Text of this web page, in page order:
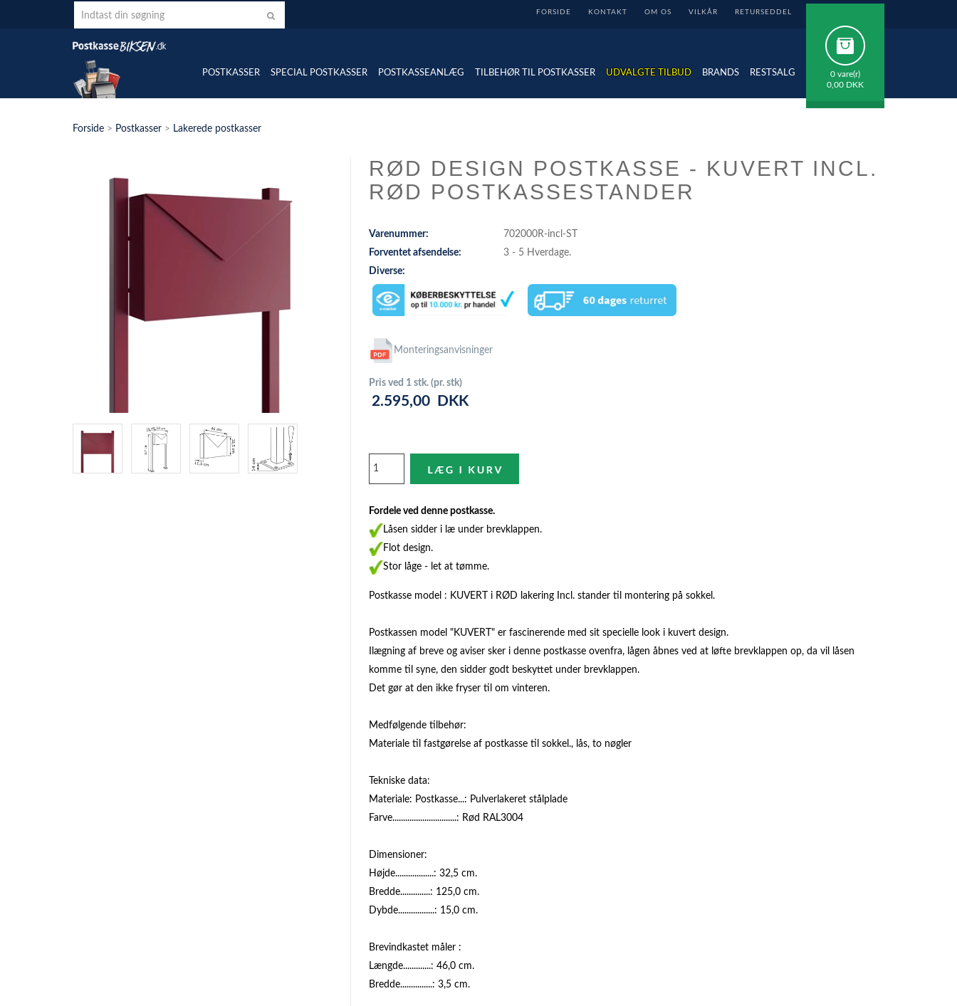
FORSIDE KONTAKT OM OS VILKÅR RETURSEDDEL
0 vare(r)
0,00 DKK
POSTKASSER SPECIAL POSTKASSER POSTKASSEANLÆG TILBEHØR TIL POSTKASSER UDVALGTE TILBUD BRANDS RESTSALG
Forside > Postkasser > Lakerede postkasser
RØD DESIGN POSTKASSE - KUVERT INCL.
RØD POSTKASSESTANDER
Varenummer:
702000R-incl-ST
Forventet afsendelse:
3 - 5 Hverdage.
Diverse:
Monteringsanvisninger
Pris ved 1 stk. (pr. stk)
2.595,00 DKK
Fordele ved denne postkasse.
Låsen sidder i læ under brevklappen.
Flot design.
Stor låge - let at tømme.
Postkasse model : KUVERT i RØD lakering Incl. stander til montering på sokkel.
Postkassen model "KUVERT" er fascinerende med sit specielle look i kuvert design.
Ilægning af breve og aviser sker i denne postkasse ovenfra, lågen åbnes ved at løfte brevklappen op, da vil låsen
komme til syne, den sidder godt beskyttet under brevklappen.
Det gør at den ikke fryser til om vinteren.
Medfølgende tilbehør:
Materiale til fastgørelse af postkasse til sokkel., lås, to nøgler
Tekniske data:
Materiale: Postkasse...: Pulverlakeret stålplade
Farve..............................: Rød RAL3004
Dimensioner:
Højde..................: 32,5 cm.
Bredde..............: 125,0 cm.
Dybde.................: 15,0 cm.
Brevindkastet måler :
Længde.............: 46,0 cm.
Bredde...............: 3,5 cm.